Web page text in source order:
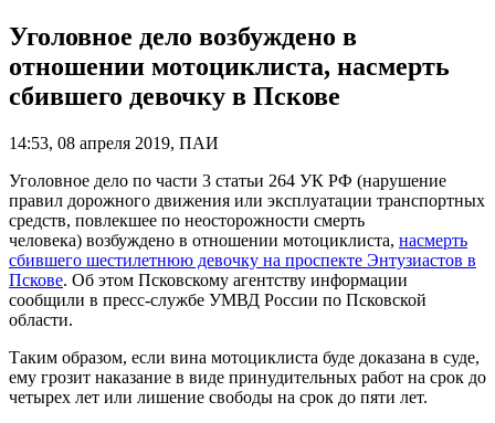
Уголовное дело возбуждено в
отношении мотоциклиста, насмерть
сбившего девочку в Пскове
14:53, 08 апреля 2019, ПАИ
Уголовное дело по части 3 статьи 264 УК РФ (нарушение
правил дорожного движения или эксплуатации транспортных
средств, повлекшее по неосторожности смерть
человека) возбуждено в отношении мотоциклиста, насмерть
сбившего шестилетнюю девочку на проспекте Энтузиастов в
Пскове. Об этом Псковскому агентству информации
сообщили в пресс-службе УМВД России по Псковской
области.
Таким образом, если вина мотоциклиста буде доказана в суде,
ему грозит наказание в виде принудительных работ на срок до
четырех лет или лишение свободы на срок до пяти лет.